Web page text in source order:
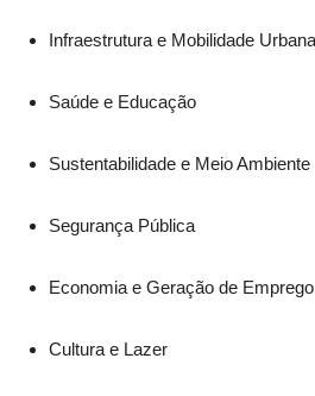
Infraestrutura e Mobilidade Urbana
Saúde e Educação
Sustentabilidade e Meio Ambiente
Segurança Pública
Economia e Geração de Emprego
Cultura e Lazer